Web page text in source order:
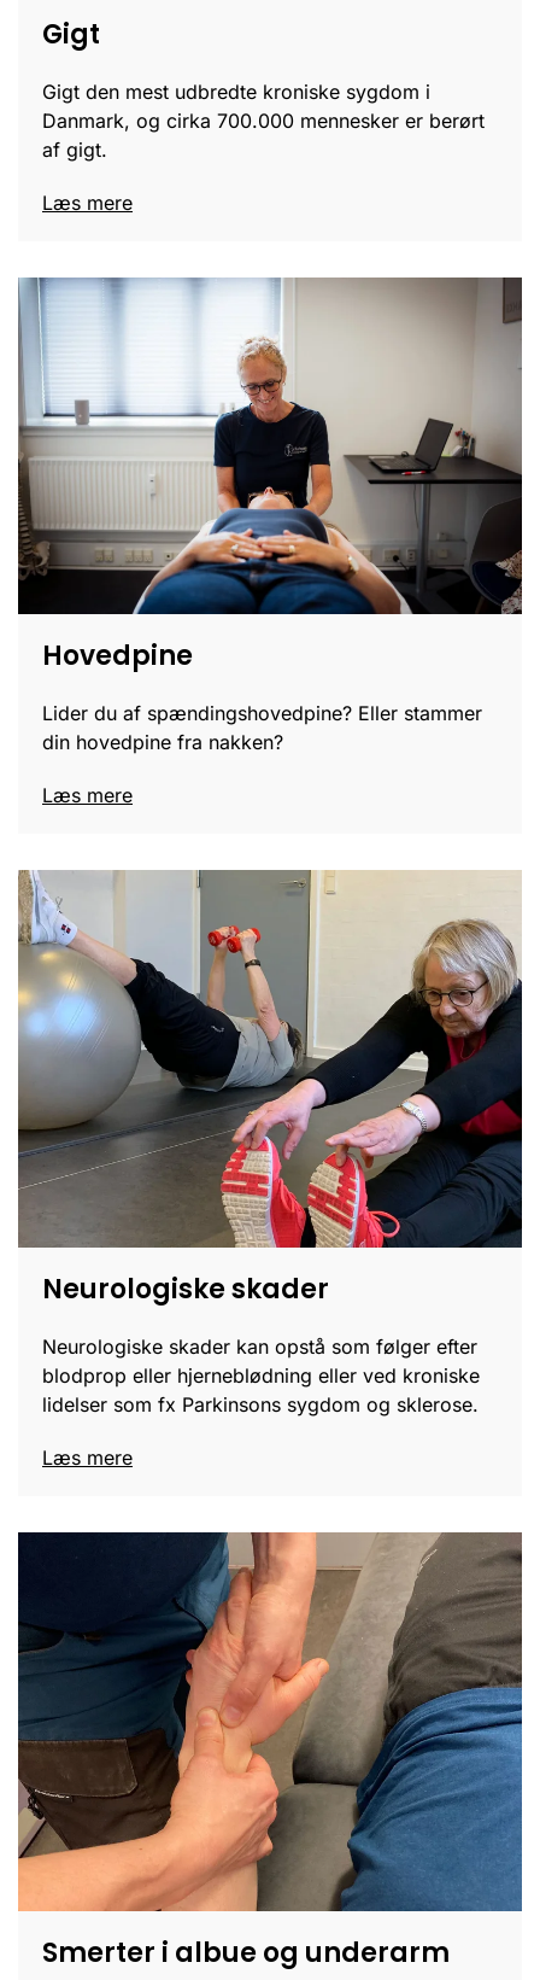
Gigt
Gigt den mest udbredte kroniske sygdom i
Danmark, og cirka 700.000 mennesker er berørt
af gigt.
Læs mere
Hovedpine
Lider du af spændingshovedpine? Eller stammer
din hovedpine fra nakken?
Læs mere
Neurologiske skader
Neurologiske skader kan opstå som følger efter
blodprop eller hjerneblødning eller ved kroniske
lidelser som fx Parkinsons sygdom og sklerose.
Læs mere
Smerter i albue og underarm